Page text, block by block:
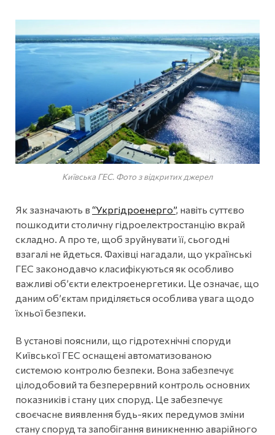
Київська ГЕС. Фото з відкритих джерел
Як зазначають в “Укргідроенерго”, навіть суттєво
пошкодити столичну гідроелектростанцію вкрай
складно. А про те, щоб зруйнувати її, сьогодні
взагалі не йдеться. Фахівці нагадали, що українські
ГЕС законодавчо класифікуються як особливо
важливі об’єкти електроенергетики. Це означає, що
даним об’єктам приділяється особлива увага щодо
їхньої безпеки.
В установі пояснили, що гідротехнічні споруди
Київської ГЕС оснащені автоматизованою
системою контролю безпеки. Вона забезпечує
цілодобовий та безперервний контроль основних
показників і стану цих споруд. Це забезпечує
своєчасне виявлення будь-яких передумов зміни
стану споруд та запобігання виникненню аварійного